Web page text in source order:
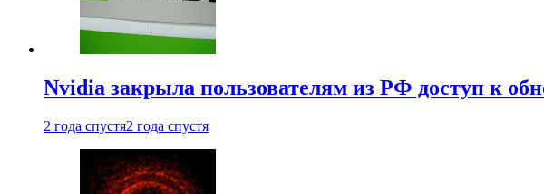
Nvidia закрыла пользователям из РФ доступ к
2 года спустя2 года спустя